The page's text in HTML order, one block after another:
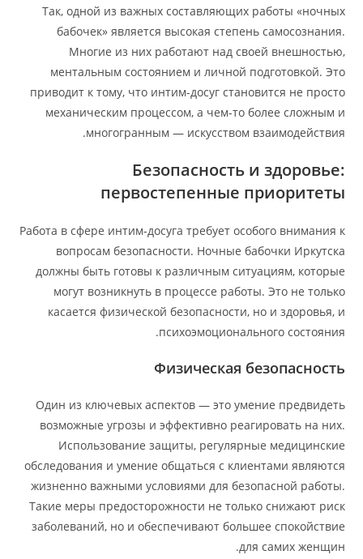
Так, одной из важных составляющих работы «ночных
бабочек» является высокая степень самосознания.
Многие из них работают над своей внешностью,
ментальным состоянием и личной подготовкой. Это
приводит к тому, что интим-досуг становится не просто
механическим процессом, а чем-то более сложным и
многогранным — искусством взаимодействия.
Безопасность и здоровье:
первостепенные приоритеты
Работа в сфере интим-досуга требует особого внимания к
вопросам безопасности. Ночные бабочки Иркутска
должны быть готовы к различным ситуациям, которые
могут возникнуть в процессе работы. Это не только
касается физической безопасности, но и здоровья, и
психоэмоционального состояния.
Физическая безопасность
Один из ключевых аспектов — это умение предвидеть
возможные угрозы и эффективно реагировать на них.
Использование защиты, регулярные медицинские
обследования и умение общаться с клиентами являются
жизненно важными условиями для безопасной работы.
Такие меры предосторожности не только снижают риск
заболеваний, но и обеспечивают большее спокойствие
для самих женщин.